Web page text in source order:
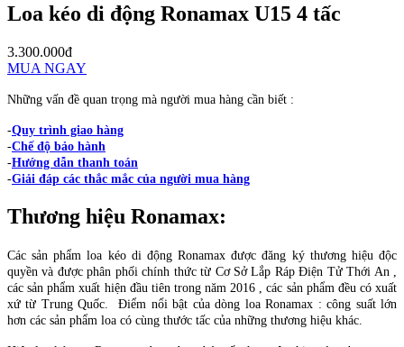
Loa kéo di động Ronamax U15 4 tấc
3.300.000đ
MUA NGAY
Những vấn đề quan trọng mà người mua hàng cần biết :
-Quy trình giao hàng
-Chế độ bảo hành
-Hướng dẫn thanh toán
-Giải đáp các thắc mắc của người mua hàng
Thương hiệu Ronamax:
Các sản phẩm loa kéo di động Ronamax được đăng ký thương hiệu độc
quyền và được phân phối chính thức từ Cơ Sở Lắp Ráp Điện Tử Thới An ,
các sản phẩm xuất hiện đầu tiên trong năm 2016 , các sản phẩm đều có xuất
xứ từ Trung Quốc. Điểm nổi bật của dòng loa Ronamax : công suất lớn
hơn các sản phẩm loa có cùng thước tấc của những thương hiệu khác.